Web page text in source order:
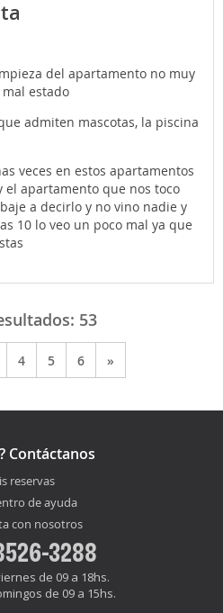
del apartamento no muy
estado
admiten mascotas, la piscina
veces en estos apartamentos
el apartamento que nos toco
a decirlo y no vino nadie y
10 lo veo un poco mal ya que
53
4 5 6 »
Contáctanos
reservas
de ayuda
con nosotros
3288
de 09 a 18hs.
de 09 a 15hs.